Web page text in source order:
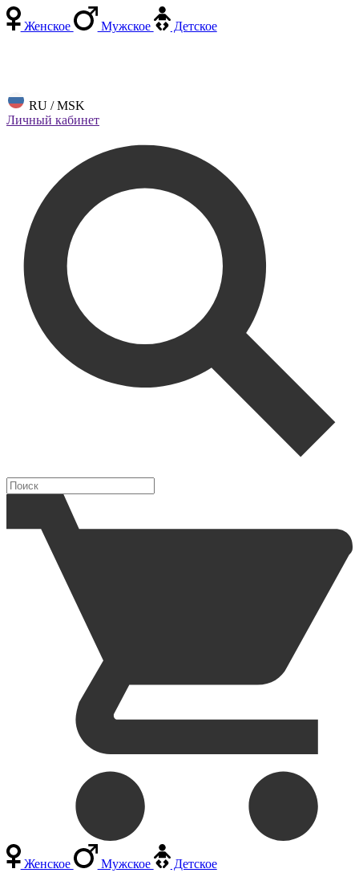
Женское Мужское Детское
RU / MSK
Личный кабинет
Женское Мужское
Детское